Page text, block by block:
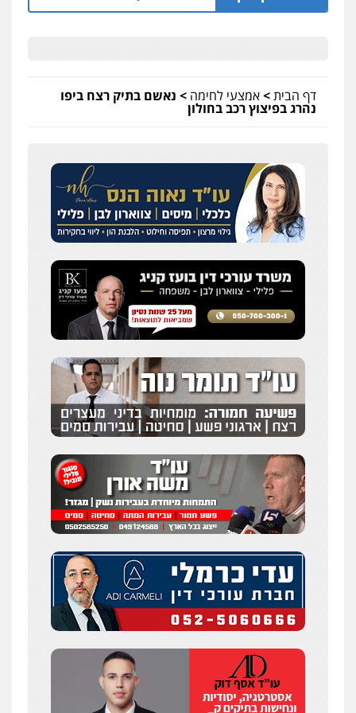
דף הבית>אמצעי לחימה > נאשם בתיק רצח ביפו
נהרג בפיצוץ רכב בחולון